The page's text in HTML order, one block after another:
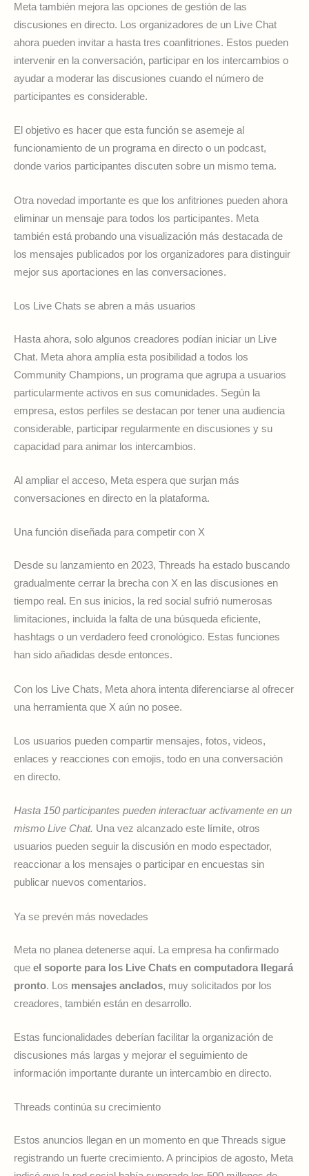
Meta también mejora las opciones de gestión de las
discusiones en directo. Los organizadores de un Live Chat
ahora pueden invitar a hasta tres coanfitriones. Estos pueden
intervenir en la conversación, participar en los intercambios o
ayudar a moderar las discusiones cuando el número de
participantes es considerable.
El objetivo es hacer que esta función se asemeje al
funcionamiento de un programa en directo o un podcast,
donde varios participantes discuten sobre un mismo tema.
Otra novedad importante es que los anfitriones pueden ahora
eliminar un mensaje para todos los participantes. Meta
también está probando una visualización más destacada de
los mensajes publicados por los organizadores para distinguir
mejor sus aportaciones en las conversaciones.
Los Live Chats se abren a más usuarios
Hasta ahora, solo algunos creadores podían iniciar un Live
Chat. Meta ahora amplía esta posibilidad a todos los
Community Champions, un programa que agrupa a usuarios
particularmente activos en sus comunidades. Según la
empresa, estos perfiles se destacan por tener una audiencia
considerable, participar regularmente en discusiones y su
capacidad para animar los intercambios.
Al ampliar el acceso, Meta espera que surjan más
conversaciones en directo en la plataforma.
Una función diseñada para competir con X
Desde su lanzamiento en 2023, Threads ha estado buscando
gradualmente cerrar la brecha con X en las discusiones en
tiempo real. En sus inicios, la red social sufrió numerosas
limitaciones, incluida la falta de una búsqueda eficiente,
hashtags o un verdadero feed cronológico. Estas funciones
han sido añadidas desde entonces.
Con los Live Chats, Meta ahora intenta diferenciarse al ofrecer
una herramienta que X aún no posee.
Los usuarios pueden compartir mensajes, fotos, videos,
enlaces y reacciones con emojis, todo en una conversación
en directo.
Hasta 150 participantes pueden interactuar activamente en un
mismo Live Chat. Una vez alcanzado este límite, otros
usuarios pueden seguir la discusión en modo espectador,
reaccionar a los mensajes o participar en encuestas sin
publicar nuevos comentarios.
Ya se prevén más novedades
Meta no planea detenerse aquí. La empresa ha confirmado
que el soporte para los Live Chats en computadora llegará
pronto. Los mensajes anclados, muy solicitados por los
creadores, también están en desarrollo.
Estas funcionalidades deberían facilitar la organización de
discusiones más largas y mejorar el seguimiento de
información importante durante un intercambio en directo.
Threads continúa su crecimiento
Estos anuncios llegan en un momento en que Threads sigue
registrando un fuerte crecimiento. A principios de agosto, Meta